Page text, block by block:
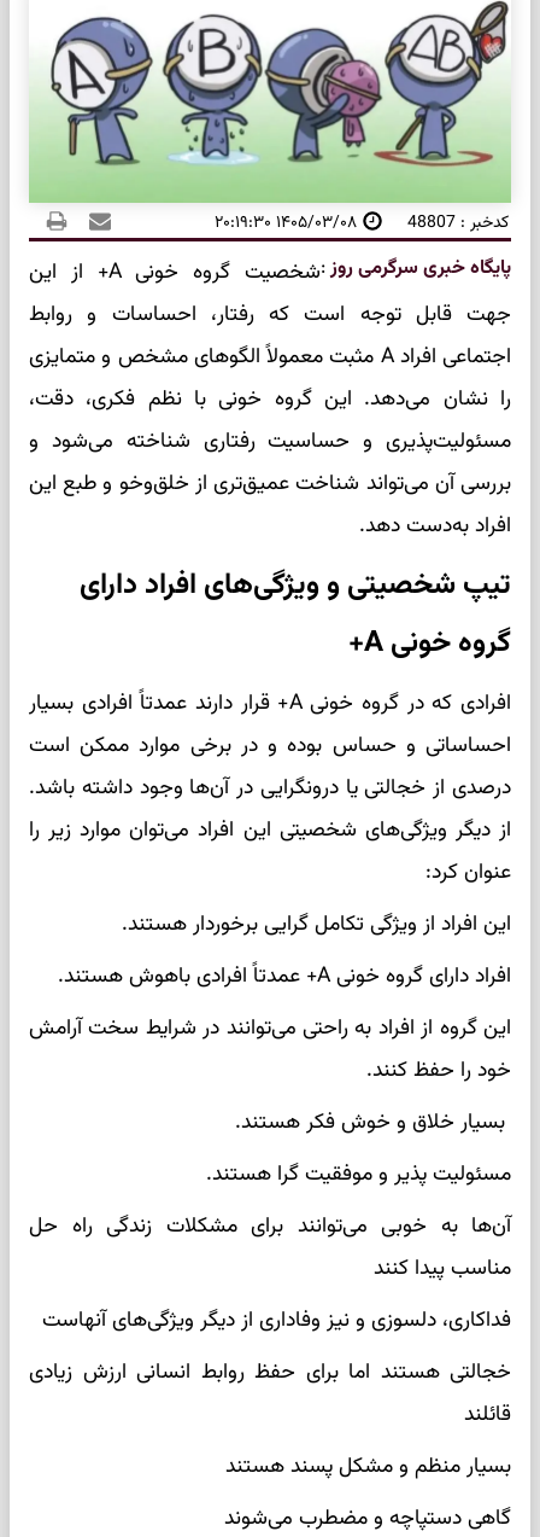
کدخبر : 48807 ۱۴۰۵/۰۳/۰۸ ۲۰:۱۹:۳۰
پایگاه خبری سرگرمی روز:
شخصیت گروه خونی A+ از این
جهت قابل توجه است که رفتار، احساسات و روابط
اجتماعی افراد A مثبت معمولاً الگوهای مشخص و متمایزی
را نشان می‌دهد. این گروه خونی با نظم فکری، دقت،
مسئولیت‌پذیری و حساسیت رفتاری شناخته می‌شود و
بررسی آن می‌تواند شناخت عمیق‌تری از خلق‌و‌خو و طبع این
افراد به‌دست دهد.
تیپ شخصیتی و ویژگی‌های افراد دارای
گروه خونی A+
افرادی که در گروه خونی A+ قرار دارند عمدتاً افرادی بسیار
احساساتی و حساس بوده و در برخی موارد ممکن است
درصدی از خجالتی یا درونگرایی در آن‌ها وجود داشته باشد.
از دیگر ویژگی‌های شخصیتی این افراد می‌توان موارد زیر را
عنوان کرد:
این افراد از ویژگی تکامل گرایی برخوردار هستند.
افراد دارای گروه خونی A+ عمدتاً افرادی باهوش هستند.
این گروه از افراد به راحتی می‌توانند در شرایط سخت آرامش
خود را حفظ کنند.
بسیار خلاق و خوش فکر هستند.
مسئولیت پذیر و موفقیت گرا هستند.
آن‌ها به خوبی می‌توانند برای مشکلات زندگی راه حل
مناسب پیدا کنند
فداکاری، دلسوزی و نیز وفاداری از دیگر ویژگی‌های آنهاست
خجالتی هستند اما برای حفظ روابط انسانی ارزش زیادی
قائلند
بسیار منظم و مشکل پسند هستند
گاهی دستپاچه و مضطرب می‌شوند